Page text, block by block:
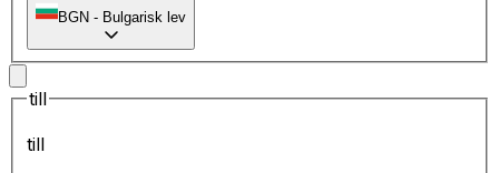
BGN - Bulgarisk lev
till
till